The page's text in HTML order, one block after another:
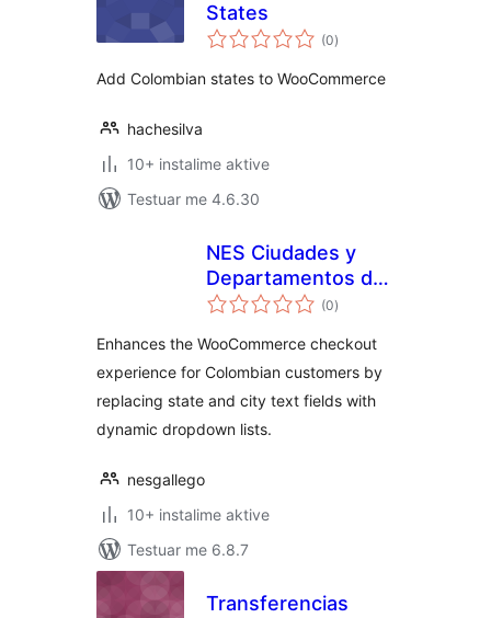
States
(0vlerësime
gjithsej
)
Add Colombian states to WooCommerce
hachesilva
10+ instalime aktive
Testuar me 4.6.30
NES Ciudades y
Departamentos de
Colombia
(0vlerësime
gjithsej
)
Enhances the WooCommerce checkout
experience for Colombian customers by
replacing state and city text fields with
dynamic dropdown lists.
nesgallego
10+ instalime aktive
Testuar me 6.8.7
Transferencias